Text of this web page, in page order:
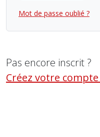
Mot de passe oublié ?
Pas encore inscrit ?
Créez votre